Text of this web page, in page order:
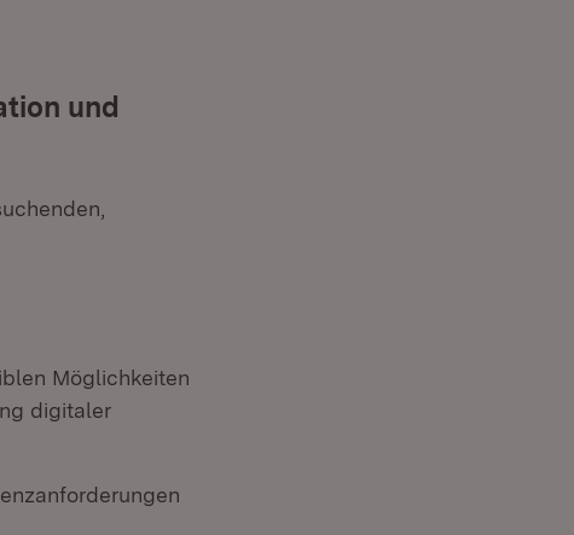
und
Möglichkeiten
digitaler